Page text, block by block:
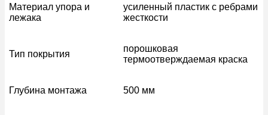
Материал упора и
лежака
усиленный пластик с ребрами
жесткости
Тип покрытия
порошковая
термоотверждаемая краска
Глубина монтажа 500 мм